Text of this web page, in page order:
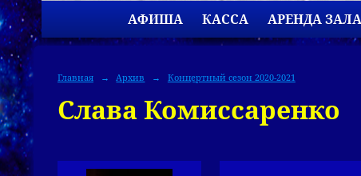
АФИША КАССА АРЕНДА ЗАЛА
Главная → Архив → Концертный сезон 2020-2021
Слава Комиссаренко